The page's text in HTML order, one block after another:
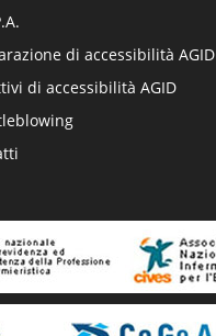
di accessibilità AGID
di accessibilità AGID